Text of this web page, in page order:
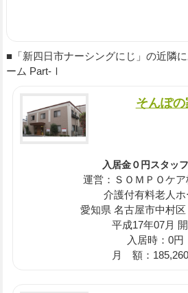
■「新四日市ナーシングにじ」の近隣
ーム Part-Ⅰ
そんぽ
入居金０円スタッ
運営：ＳＯＭＰＯケ
介護付有料老人ホ
愛知県 名古屋市中村
平成17年07月
入居時：0円
月 額：